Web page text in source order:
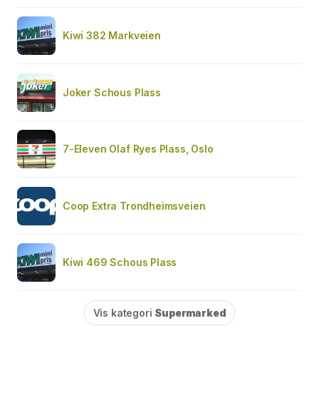
Kiwi 382 Markveien
Joker Schous Plass
7-Eleven Olaf Ryes Plass, Oslo
Coop Extra Trondheimsveien
Kiwi 469 Schous Plass
Vis kategori Supermarked